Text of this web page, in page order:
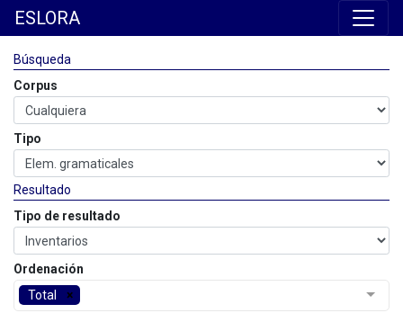
ESLORA
Búsqueda
Corpus
Tipo
Resultado
Tipo de resultado
Ordenación
Total